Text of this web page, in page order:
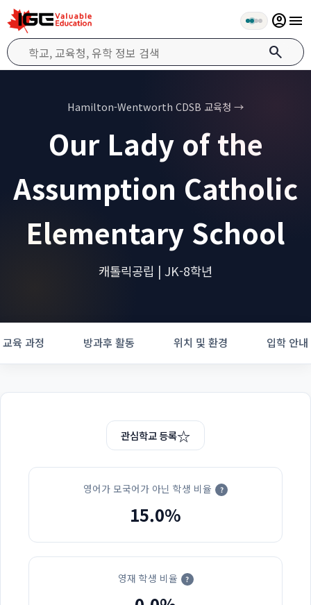
search
account_circlemenu
Hamilton-Wentworth CDSB 교육청 →
Our Lady of the
Assumption Catholic
Elementary School
캐톨릭공립 | JK-8학년
교육 과정 방과후 활동 위치 및 환경 입학 안내
관심학교 등록☆
영어가 모국어가 아닌 학생 비율 ?
15.0%
영재 학생 비율 ?